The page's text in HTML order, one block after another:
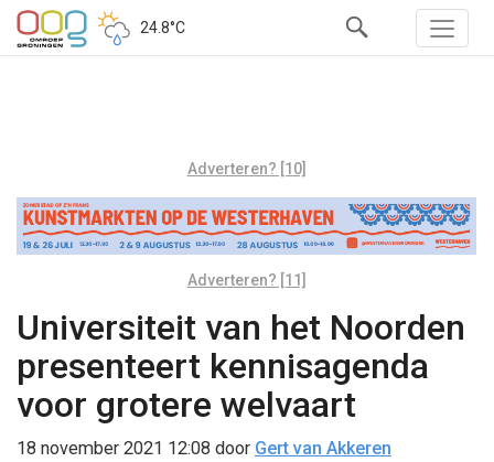
24.8°C
Adverteren? [10]
Adverteren? [11]
Universiteit van het Noorden
presenteert kennisagenda
voor grotere welvaart
18 november 2021 12:08 door Gert van Akkeren